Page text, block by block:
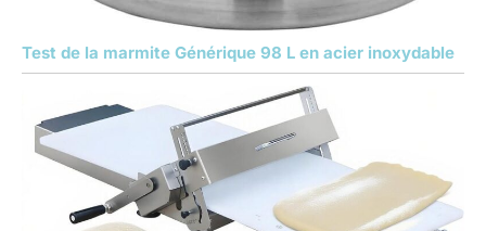
Test de la marmite Générique 98 L en acier inoxydable